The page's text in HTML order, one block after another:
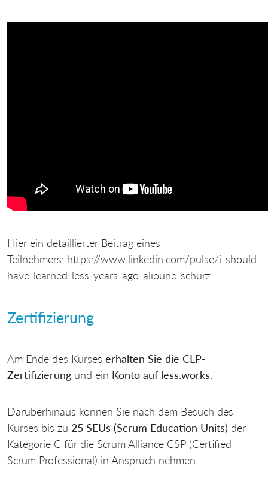
Hier ein detaillierter Beitrag eines
Teilnehmers: https://www.linkedin.com/pulse/i-should-
have-learned-less-years-ago-alioune-schurz
Zertifizierung
Am Ende des Kurses erhalten Sie die CLP-
Zertifizierung und ein Konto auf less.works
Darüberhinaus können Sie nach dem Besuch des
Kurses bis zu 25 SEUs (Scrum Education Units) der
Kategorie C für die Scrum Alliance CSP (Certified
Scrum Professional) in Anspruch nehmen.